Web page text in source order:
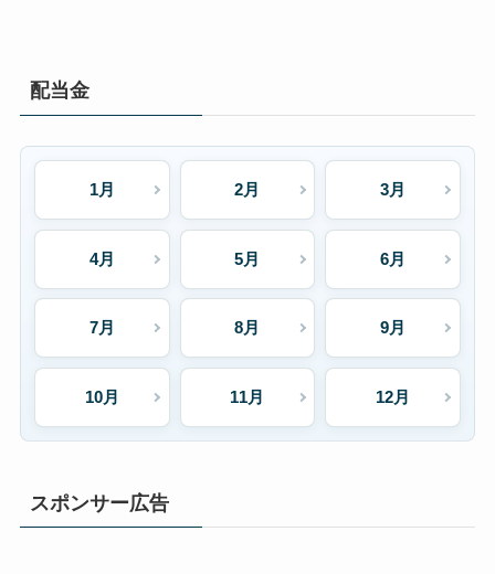
配当金
1月 2月 3月
4月 5月 6月
7月 8月 9月
10月 11月 12月
スポンサー広告